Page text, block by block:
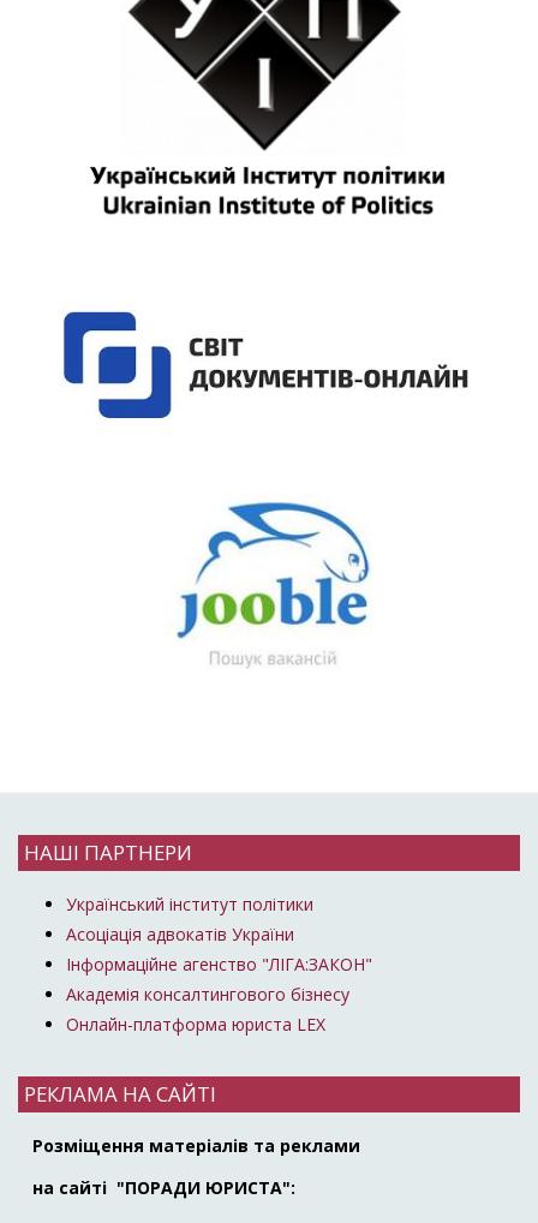
НАШІ ПАРТНЕРИ
Український інститут політики
Асоціація адвокатів України
Інформаційне агенство "ЛІГА:ЗАКОН"
Академія консалтингового бізнесу
Онлайн-платформа юриста LEX
РЕКЛАМА НА САЙТІ
Розміщення матеріалів та реклами
на сайті "ПОРАДИ ЮРИСТА":